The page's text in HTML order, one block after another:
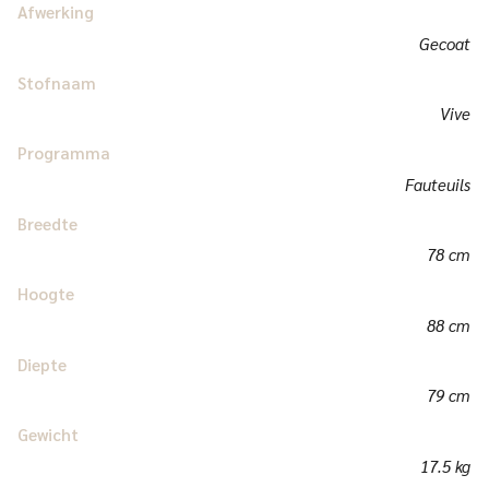
Afwerking
Gecoat
Stofnaam
Vive
Programma
Fauteuils
Breedte
78 cm
Hoogte
88 cm
Diepte
79 cm
Gewicht
17.5 kg